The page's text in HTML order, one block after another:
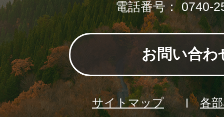
電話番号： 0740-
お問い合わ
サイトマップ
各